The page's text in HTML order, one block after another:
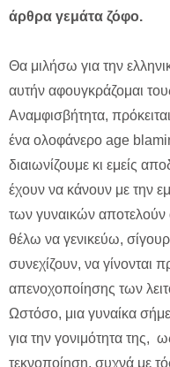
άρθρα γεμάτα ζόφο.
Θα μιλήσω για την
αυτήν αφουγκράζομαι
Αναμφισβήτητα,
ένα ολοφάνερο age
διαιωνίζουμε κι εμείς
έχουν να κάνουν με την
των γυναικών
θέλω να γενικεύω,
συνεχίζουν, να γίνονται
απενοχοποίησης των
Ωστόσο, μια γυναίκα
για την γονιμότητα της,
τεκνοποίηση, συχνά με